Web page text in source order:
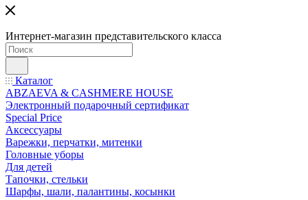
Интернет-магазин представительского класса
Каталог
ABZAEVA & CASHMERE HOUSE
Электронный подарочный сертификат
Special Price
Аксессуары
Варежки, перчатки, митенки
Головные уборы
Для детей
Тапочки, стельки
Шарфы, шали, палантины, косынки